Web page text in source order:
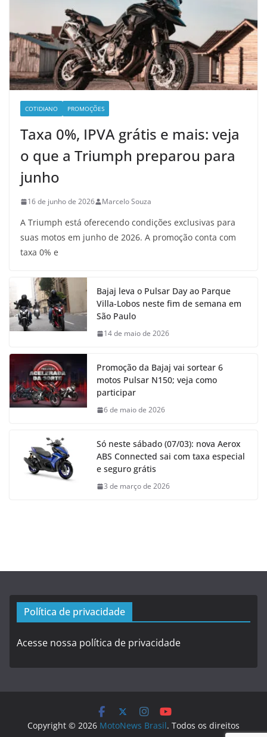
COTIDIANO PROMOÇÕES
Taxa 0%, IPVA grátis e mais: veja
o que a Triumph preparou para
junho
16 de junho de 2026 Marcelo Souza
A Triumph está oferecendo condições exclusivas para
suas motos em junho de 2026. A promoção conta com
taxa 0% e
Bajaj leva o Pulsar Day ao Parque
Villa-Lobos neste fim de semana em
São Paulo
14 de maio de 2026
Promoção da Bajaj vai sortear 6
motos Pulsar N150; veja como
participar
6 de maio de 2026
Só neste sábado (07/03): nova Aerox
ABS Connected sai com taxa especial
e seguro grátis
3 de março de 2026
Política de privacidade
Acesse nossa política de privacidade
Copyright © 2026 MotoNews Brasil. Todos os direitos